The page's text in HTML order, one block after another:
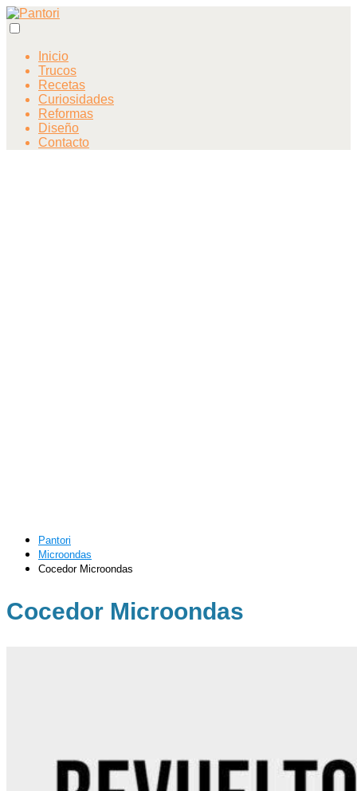
Inicio
Trucos
Recetas
Curiosidades
Reformas
Diseño
Contacto
Pantori
Microondas
Cocedor Microondas
Cocedor Microondas